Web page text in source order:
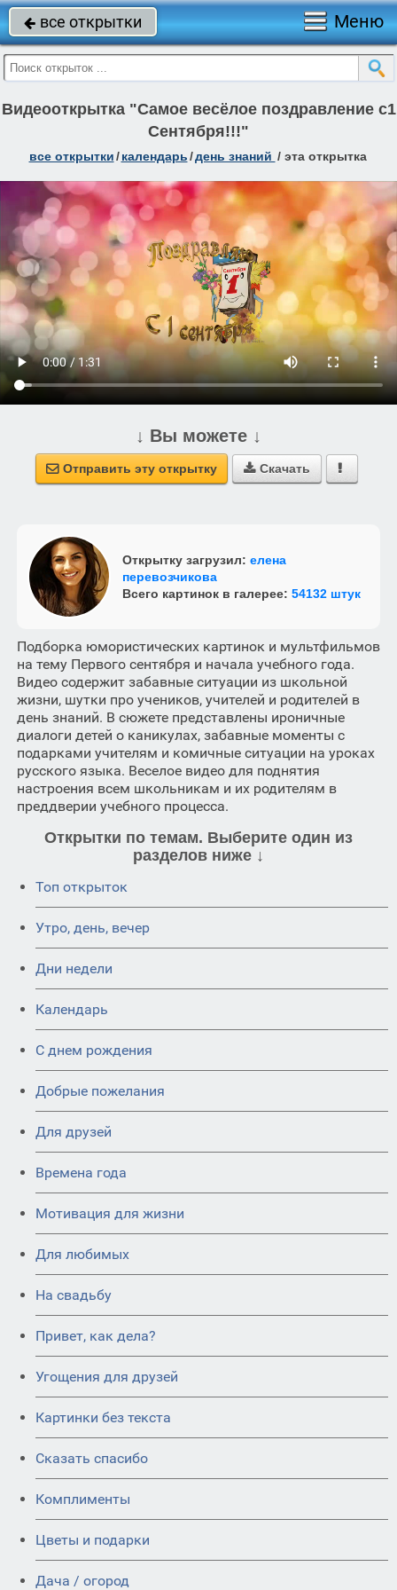
 все открытки Меню
Видеооткрытка "Самое весёлое поздравление с1
Сентября!!!"
все открытки/ календарь/день знаний / эта открытка
↓ Вы можете ↓
 Отправить эту открытку  Скачать 
Открытку загрузил: елена
перевозчикова
Всего картинок в галерее: 54132 штук
Подборка юмористических картинок и мультфильмов
на тему Первого сентября и начала учебного года.
Видео содержит забавные ситуации из школьной
жизни, шутки про учеников, учителей и родителей в
день знаний. В сюжете представлены ироничные
диалоги детей о каникулах, забавные моменты с
подарками учителям и комичные ситуации на уроках
русского языка. Веселое видео для поднятия
настроения всем школьникам и их родителям в
преддверии учебного процесса.
Открытки по темам. Выберите один из
разделов ниже ↓
Топ открыток
Утро, день, вечер
Дни недели
Календарь
C днем рождения
Добрые пожелания
Для друзей
Времена года
Мотивация для жизни
Для любимых
На свадьбу
Привет, как дела?
Угощения для друзей
Картинки без текста
Сказать спасибо
Комплименты
Цветы и подарки
Дача / огород